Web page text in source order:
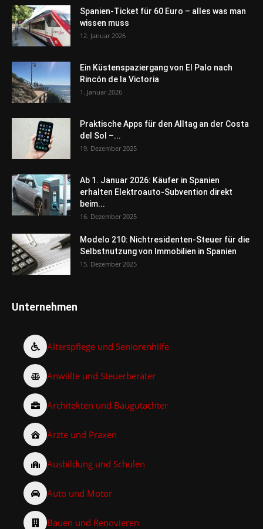
Spanien-Ticket für 60 Euro – alles was man
wissen muss
12. Januar 2026
Ein Küstenspaziergang von El Palo nach
Rincón de la Victoria
1. Januar 2026
Praktische Apps für den Alltag an der Costa
del Sol –...
19. Dezember 2025
Ab 1. Januar 2026: Käufer in Spanien
erhalten Elektroauto-Subvention direkt
beim...
16. Dezember 2025
Modelo 210: Nichtresidenten-Steuer für die
Selbstnutzung von Immobilien in Spanien
15. Dezember 2025
Unternehmen
Alterspflege und Seniorenhilfe
Anwälte und Steuerberater
Architekten und Baugutachter
Ärzte und Praxen
Ausbildung und Schulen
Auto und Motor
Bauen und Renovieren